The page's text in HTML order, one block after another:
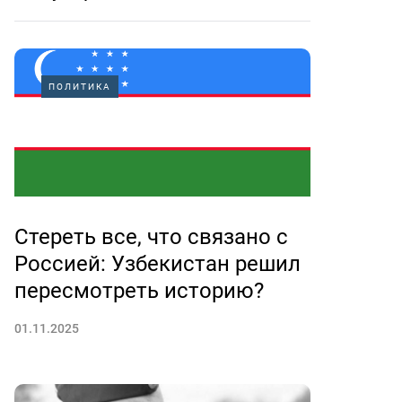
ПОЛИТИКА
Стереть все, что связано с
Россией: Узбекистан решил
пересмотреть историю?
01.11.2025